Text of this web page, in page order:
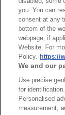
台灣總公司
弘振企業股份
地址 : 334031 桃園市
聯絡電話︰+886-3-
公司傳真︰+886-3-
電子信箱︰
獨家代理
授權經銷商
you. You can
consent at any
bottom of the
webpage, if
Website. For
Policy. https://
We and our
Use precise
for
Personalised
measurement,